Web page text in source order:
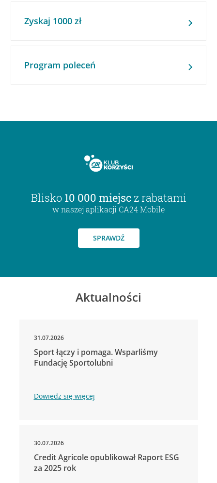
Zyskaj 1000 zł
Program poleceń
Blisko 10 000 miejsc z rabatami
w naszej aplikacji CA24 Mobile
SPRAWDŹ
Aktualności
31.07.2026
Sport łączy i pomaga. Wsparliśmy
Fundację Sportolubni
Dowiedz się więcej
30.07.2026
Credit Agricole opublikował Raport ESG
za 2025 rok